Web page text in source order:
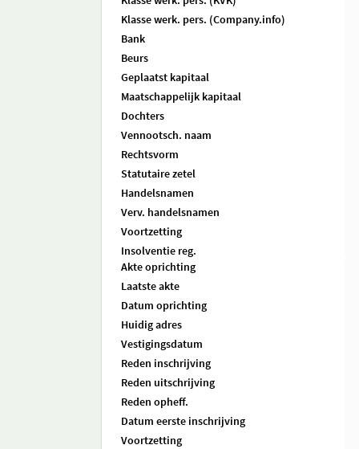
Klasse werk. pers. (Company.info)
Bank
Beurs
Geplaatst kapitaal
Maatschappelijk kapitaal
Dochters
Vennootsch. naam
Rechtsvorm
Statutaire zetel
Handelsnamen
Verv. handelsnamen
Voortzetting
Insolventie reg.
Akte oprichting
Laatste akte
Datum oprichting
Huidig adres
Vestigingsdatum
Reden inschrijving
Reden uitschrijving
Reden opheff.
Datum eerste inschrijving
Voortzetting